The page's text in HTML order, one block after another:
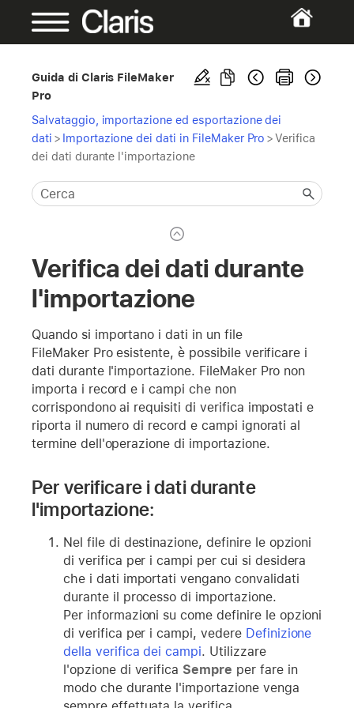
Guida di Claris FileMaker
Pro
Salvataggio, importazione ed esportazione dei
dati > Importazione dei dati in FileMaker Pro > Verifica
dei dati durante l'importazione
Verifica dei dati durante
l'importazione
Quando si importano i dati in un file
FileMaker Pro esistente, è possibile verificare i
dati durante l'importazione. FileMaker Pro non
importa i record e i campi che non
corrispondono ai requisiti di verifica impostati e
riporta il numero di record e campi ignorati al
termine dell'operazione di importazione.
Per verificare i dati durante
l'importazione:
Nel file di destinazione, definire le opzioni
di verifica per i campi per cui si desidera
che i dati importati vengano convalidati
durante il processo di importazione.
Per informazioni su come definire le opzioni
di verifica per i campi, vedere Definizione
della verifica dei campi. Utilizzare
l'opzione di verifica Sempre per fare in
modo che durante l'importazione venga